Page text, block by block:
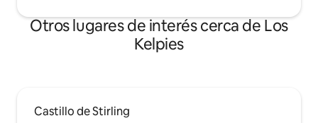
Otros lugares de interés cerca de Los
Kelpies
Castillo de Stirling